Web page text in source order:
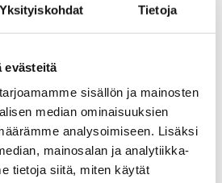
Yksityiskohdat Tietoja
evästeitä
sisällön ja mainosten
median ominaisuuksien
analysoimiseen. Lisäksi
mainosalan ja analytiikka-
tietoja siitä, miten käytät
arvioi, että
tuotetun lihan
menekin kasvua.
arvioidaan
jatkossakin hitaasti
viidesosa